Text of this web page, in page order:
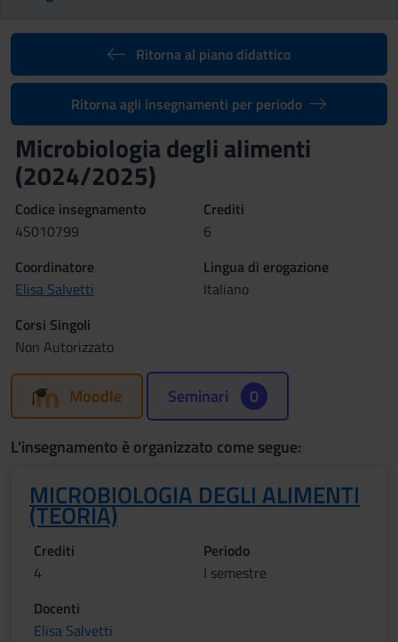
Ritorna al piano didattico
Ritorna agli insegnamenti per periodo
Microbiologia degli alimenti
(2024/2025)
Codice insegnamento
4S010799
Crediti
6
Coordinatore
Elisa Salvetti
Lingua di erogazione
Italiano
Corsi Singoli
Non Autorizzato
Moodle Seminari 0
L'insegnamento è organizzato come segue:
MICROBIOLOGIA DEGLI ALIMENTI
(TEORIA)
Crediti
4
Periodo
I semestre
Docenti
Elisa Salvetti